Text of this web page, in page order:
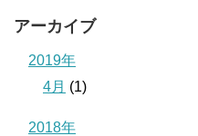
アーカイブ
2019年
4月 (1)
2018年